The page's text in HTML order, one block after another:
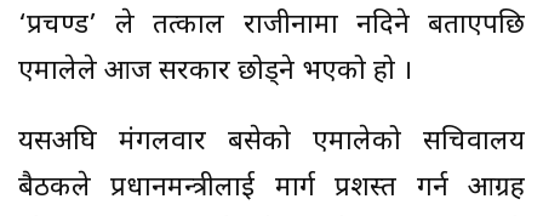
‘प्रचण्ड’ ले तत्काल राजीनामा नदिने बताएपछि
एमालेले आज सरकार छोड्ने भएको हो ।
यसअघि मंगलवार बसेको एमालेको सचिवालय
बैठकले प्रधानमन्त्रीलाई मार्ग प्रशस्त गर्न आग्रह